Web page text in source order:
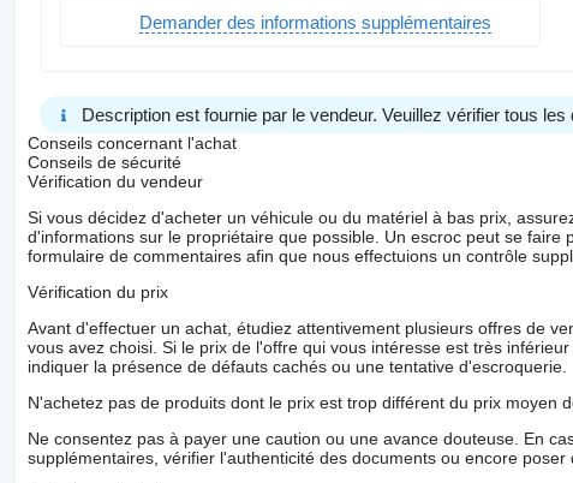
Demander des informations supplémentaires
Description est fournie par le vendeur. Veuillez vérifier tous
Conseils concernant l'achat
Conseils de sécurité
Vérification du vendeur
Si vous décidez d'acheter un véhicule ou du matériel à bas prix,
d'informations sur le propriétaire que possible. Un escroc peut se
formulaire de commentaires afin que nous effectuions un contrôle
Vérification du prix
Avant d'effectuer un achat, étudiez attentivement plusieurs offres de
vous avez choisi. Si le prix de l'offre qui vous intéresse est très
indiquer la présence de défauts cachés ou une tentative d'escroquerie.
N'achetez pas de produits dont le prix est trop différent du prix moyen
Ne consentez pas à payer une caution ou une avance douteuse. En
supplémentaires, vérifier l'authenticité des documents ou encore poser